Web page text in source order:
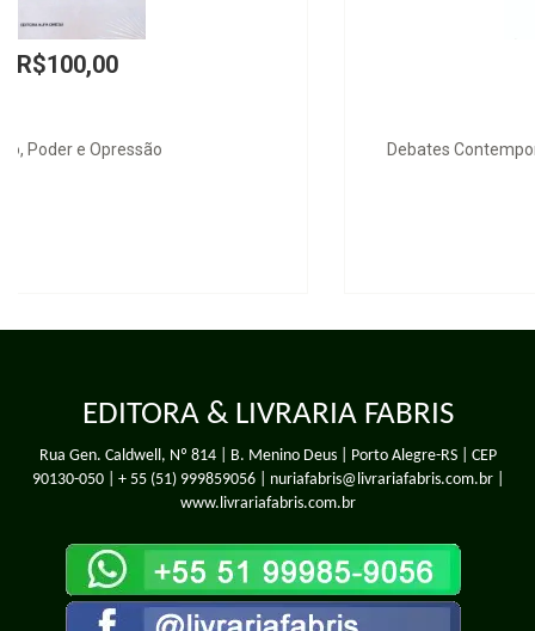
Debates Contemporáneos del Derecho Internacional
EDITORA & LIVRARIA FABRIS
Rua Gen. Caldwell, Nº 814 | B. Menino Deus | Porto Alegre-RS | CEP
90130-050 | + 55 (51) 999859056| nuriafabris@livrariafabris.com.br |
www.livrariafabris.com.br